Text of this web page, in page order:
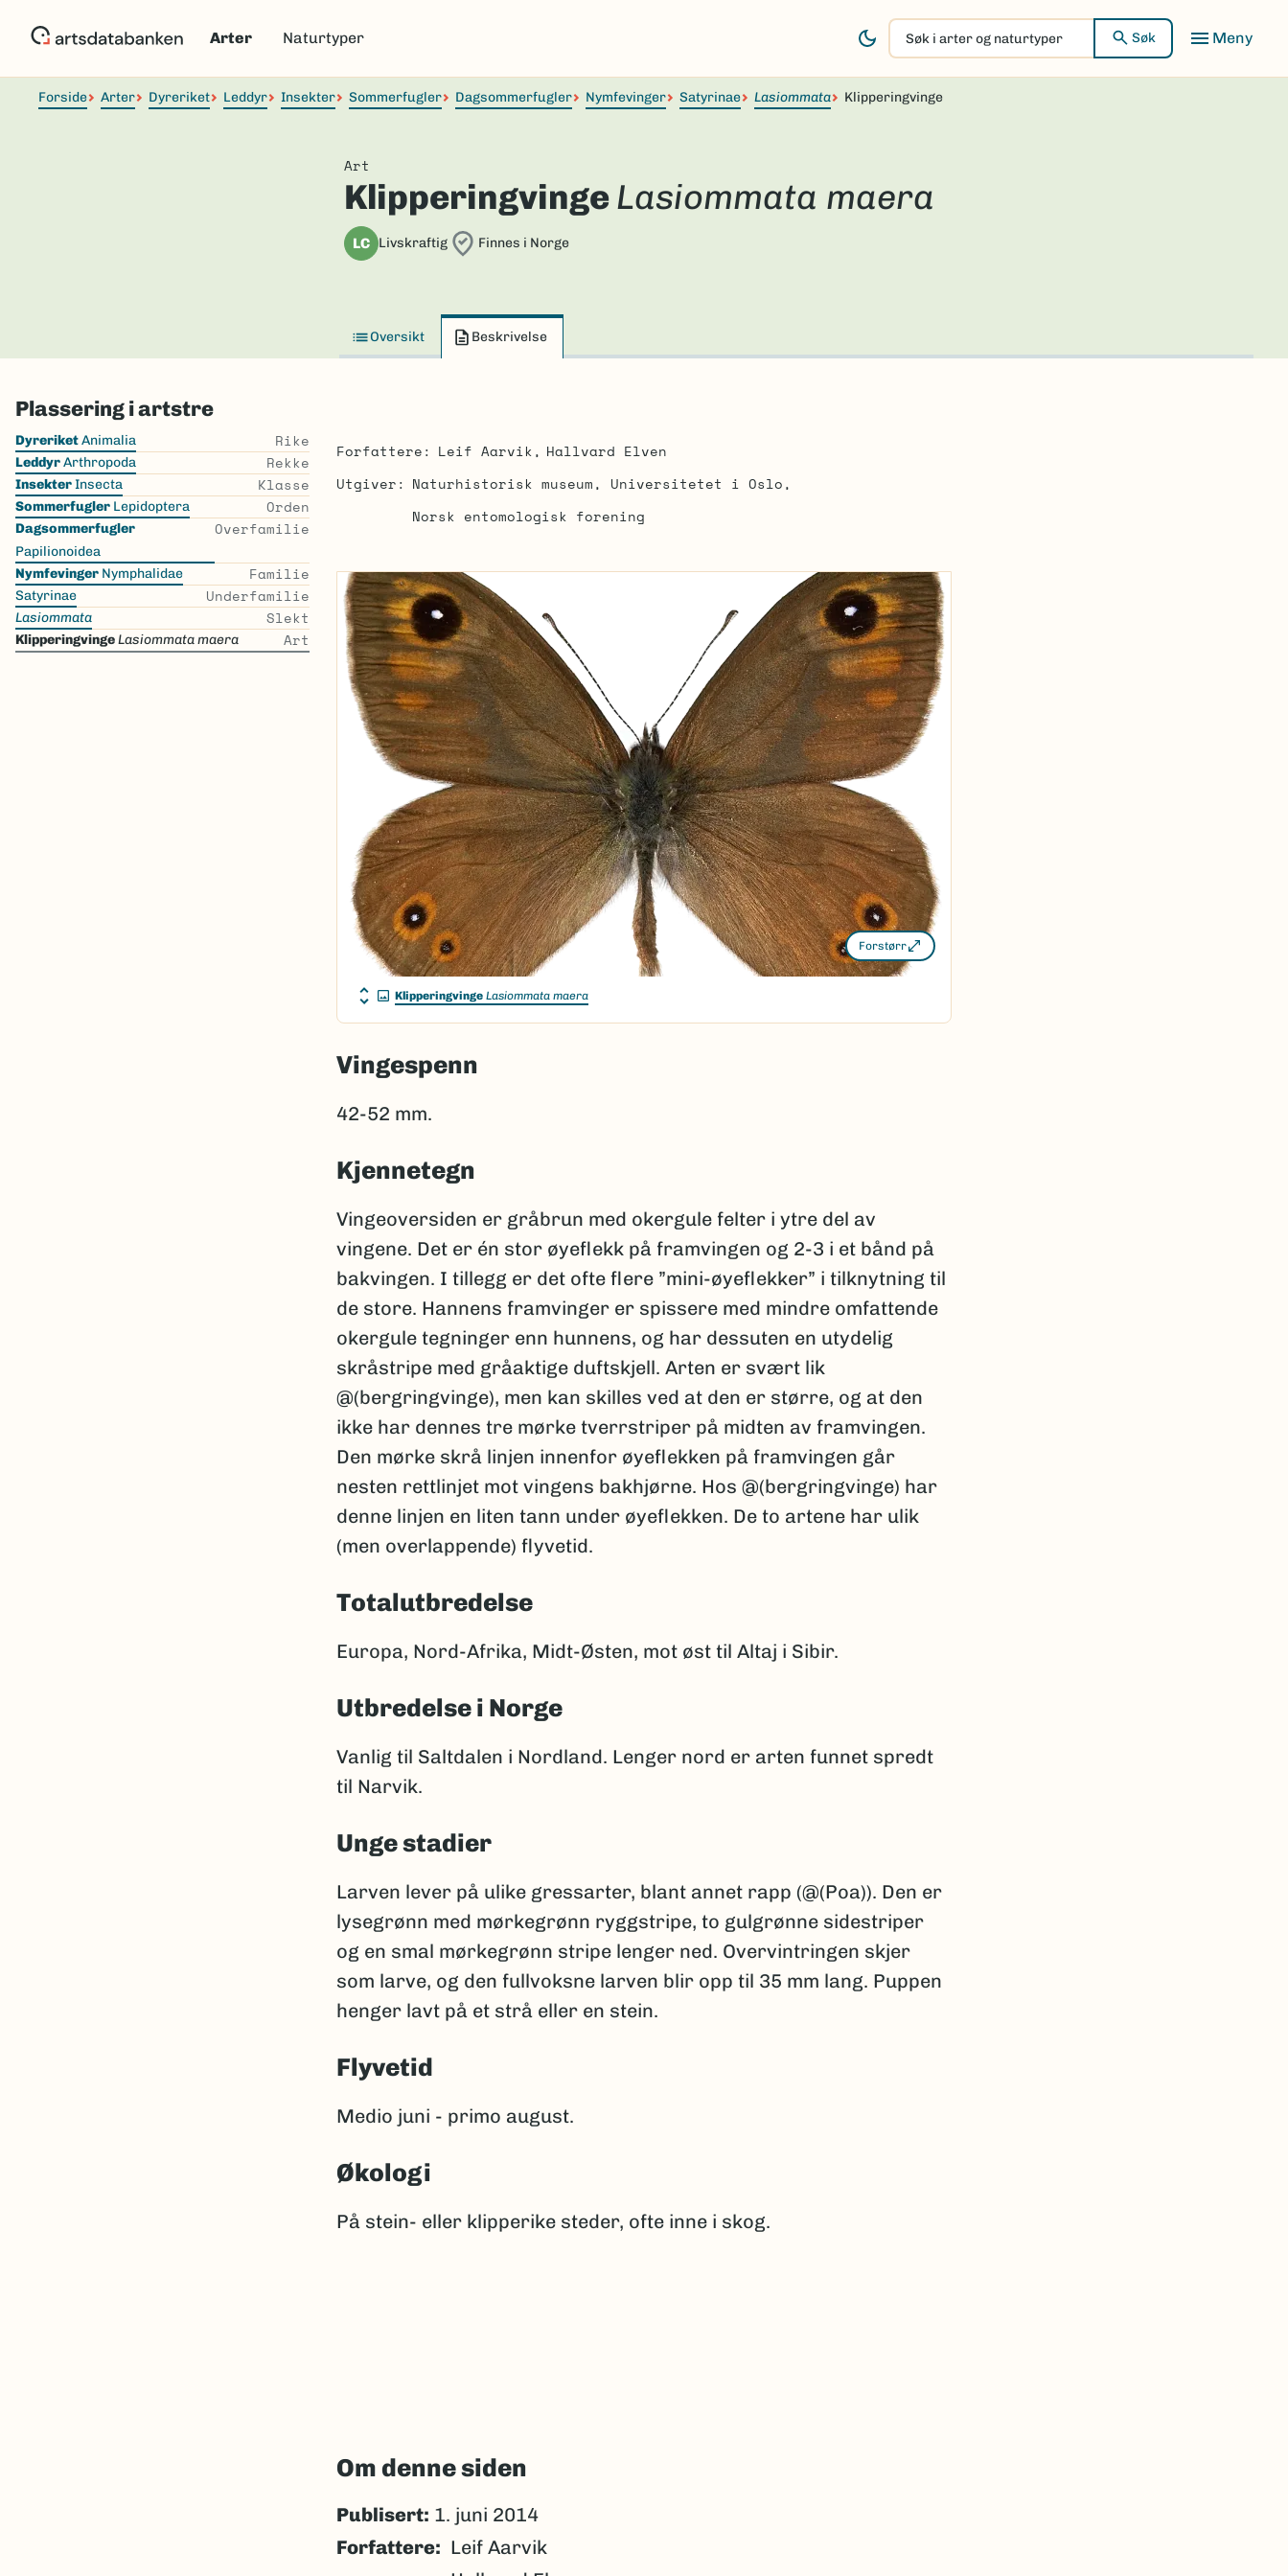
Arter Naturtyper
Søk
i
arter
og
Søk
Forside Arter Dyreriket Leddyr Insekter Sommerfugler Dagsommerfugler Nymfevinger Satyrinae Lasiommata Klipperingvinge
Art
KlipperingvingeLasiommata maera
LC Livskraftig Finnes i Norge
Oversikt Beskrivelse
Plassering i artstre
Skip
the
list
DyreriketAnimalia Rike
LeddyrArthropoda Rekke
InsekterInsecta Klasse
Sommerfugler Lepidoptera Orden
Dagsommerfugler
Papilionoidea
Overfamilie
Nymfevinger Nymphalidae Familie
Satyrinae Underfamilie
Lasiommata Slekt
KlipperingvingeLasiommata maera Art
Forfattere Leif Aarvik
Hallvard Elven
Utgiver
Naturhistorisk museum, Universitetet i Oslo
Norsk entomologisk forening
Forstørr
Klipperingvinge Lasiommata maera
Vingespenn
42-52 mm.
Kjennetegn
Vingeoversiden er gråbrun med okergule felter i ytre del av
vingene. Det er én stor øyeflekk på framvingen og 2-3 i et bånd på
bakvingen. I tillegg er det ofte flere ”mini-øyeflekker” i tilknytning til
de store. Hannens framvinger er spissere med mindre omfattende
okergule tegninger enn hunnens, og har dessuten en utydelig
skråstripe med gråaktige duftskjell. Arten er svært lik
@(bergringvinge), men kan skilles ved at den er større, og at den
ikke har dennes tre mørke tverrstriper på midten av framvingen.
Den mørke skrå linjen innenfor øyeflekken på framvingen går
nesten rettlinjet mot vingens bakhjørne. Hos @(bergringvinge) har
denne linjen en liten tann under øyeflekken. De to artene har ulik
(men overlappende) flyvetid.
Totalutbredelse
Europa, Nord-Afrika, Midt-Østen, mot øst til Altaj i Sibir.
Utbredelse i Norge
Vanlig til Saltdalen i Nordland. Lenger nord er arten funnet spredt
til Narvik.
Unge stadier
Larven lever på ulike gressarter, blant annet rapp (@(Poa)). Den er
lysegrønn med mørkegrønn ryggstripe, to gulgrønne sidestriper
og en smal mørkegrønn stripe lenger ned. Overvintringen skjer
som larve, og den fullvoksne larven blir opp til 35 mm lang. Puppen
henger lavt på et strå eller en stein.
Flyvetid
Medio juni - primo august.
Økologi
På stein- eller klipperike steder, ofte inne i skog.
Om denne siden
Publisert: 1. juni 2014
Forfattere
Leif Aarvik